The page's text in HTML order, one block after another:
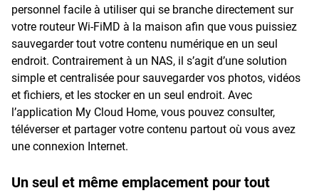
personnel facile à utiliser qui se branche directement sur
votre routeur Wi-FiMD à la maison afin que vous puissiez
sauvegarder tout votre contenu numérique en un seul
endroit. Contrairement à un NAS, il s’agit d’une solution
simple et centralisée pour sauvegarder vos photos, vidéos
et fichiers, et les stocker en un seul endroit. Avec
l’application My Cloud Home, vous pouvez consulter,
téléverser et partager votre contenu partout où vous avez
une connexion Internet.
Un seul et même emplacement pour tout